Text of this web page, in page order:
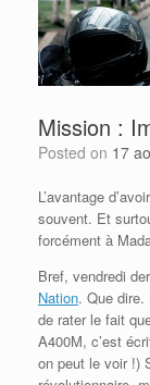
Mission :
Posted on 17
L’avantage
souvent. Et
forcément à
Bref, vendredi
Nation. Que
de rater le fait
A400M, c’est
on peut le voir !)